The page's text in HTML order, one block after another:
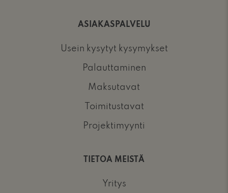
ASIAKASPALVELU
Usein kysytyt kysymykset
Palauttaminen
Maksutavat
Toimitustavat
Projektimyynti
TIETOA MEISTÄ
Yritys